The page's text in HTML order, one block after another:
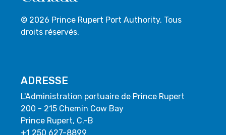
© 2026 Prince Rupert Port Authority. Tous
droits réservés.
ADRESSE
L'Administration portuaire de Prince Rupert
200 - 215 Chemin Cow Bay
Prince Rupert, C.-B
+1 250 627-8899